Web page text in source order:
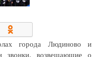
города Людиново и
звонки, возвещающие о